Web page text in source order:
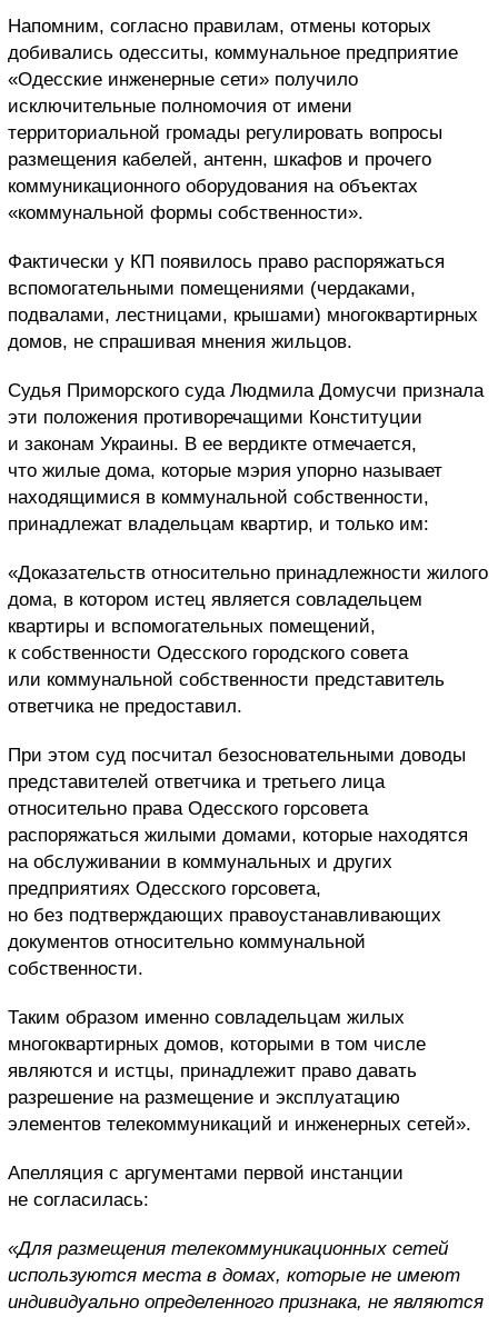
Напомним, согласно правилам, отмены которых
добивались одесситы, коммунальное предприятие
«Одесские инженерные сети» получило
исключительные полномочия от имени
территориальной громады регулировать вопросы
размещения кабелей, антенн, шкафов и прочего
коммуникационного оборудования на объектах
«коммунальной формы собственности».
Фактически у КП появилось право распоряжаться
вспомогательными помещениями (чердаками,
подвалами, лестницами, крышами) многоквартирных
домов, не спрашивая мнения жильцов.
Судья Приморского суда Людмила Домусчи признала
эти положения противоречащими Конституции
и законам Украины. В ее вердикте отмечается,
что жилые дома, которые мэрия упорно называет
находящимися в коммунальной собственности,
принадлежат владельцам квартир, и только им:
«Доказательств относительно принадлежности жилого
дома, в котором истец является совладельцем
квартиры и вспомогательных помещений,
к собственности Одесского городского совета
или коммунальной собственности представитель
ответчика не предоставил.
При этом суд посчитал безосновательными доводы
представителей ответчика и третьего лица
относительно права Одесского горсовета
распоряжаться жилыми домами, которые находятся
на обслуживании в коммунальных и других
предприятиях Одесского горсовета,
но без подтверждающих правоустанавливающих
документов относительно коммунальной
собственности.
Таким образом именно совладельцам жилых
многоквартирных домов, которыми в том числе
являются и истцы, принадлежит право давать
разрешение на размещение и эксплуатацию
элементов телекоммуникаций и инженерных сетей».
Апелляция с аргументами первой инстанции
не согласилась:
«Для размещения телекоммуникационных сетей
используются места в домах, которые не имеют
индивидуально определенного признака, не являются